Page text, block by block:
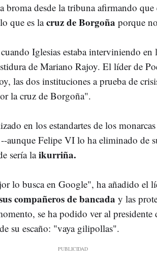
broma desde la tribuna afirmando
que es lacruz de Borgoña porque
Iglesias estaba interviniendo en
de Mariano Rajoy. El líder de
las dos instituciones a prueba de
la cruz de Borgoña".
en los estandartes de los monarcas
Felipe VI lo ha eliminado de
sería laikurriña.
lo busca en Google", ha añadido el
compañeros de bancada y las
se ha podido ver al presidente
su escaño: "vaya gilipollas".